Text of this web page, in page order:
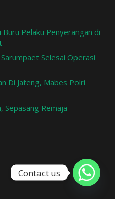
Pelaku Penyerangan di
Selesai Operasi
Di Jateng, Mabes Polri
Sepasang Remaja
Contact us